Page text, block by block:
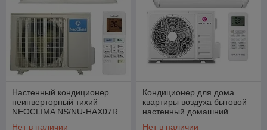
Настенный кондиционер
неинверторный тихий
NEOCLIMA NS/NU-HAX07R
Нет в наличии
Кондиционер для дома
квартиры воздуха бытовой
настенный домашний
Нет в наличии